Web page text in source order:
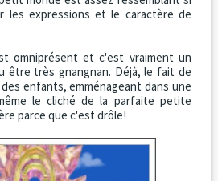
les expressions et le caractère de
omniprésent et c'est vraiment un
être très gnangnan. Déjà, le fait de
enfants, emménageant dans une
le cliché de la parfaite petite
parce que c'est drôle!